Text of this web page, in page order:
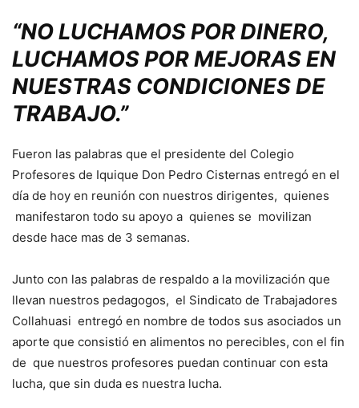
“NO LUCHAMOS POR DINERO,
LUCHAMOS POR MEJORAS EN
NUESTRAS CONDICIONES DE
TRABAJO.”
Fueron las palabras que el presidente del Colegio
Profesores de Iquique Don Pedro Cisternas entregó en el
día de hoy en reunión con nuestros dirigentes, quienes
manifestaron todo su apoyo a quienes se movilizan
desde hace mas de 3 semanas.
Junto con las palabras de respaldo a la movilización que
llevan nuestros pedagogos, el Sindicato de Trabajadores
Collahuasi entregó en nombre de todos sus asociados un
aporte que consistió en alimentos no perecibles, con el fin
de que nuestros profesores puedan continuar con esta
lucha, que sin duda es nuestra lucha.